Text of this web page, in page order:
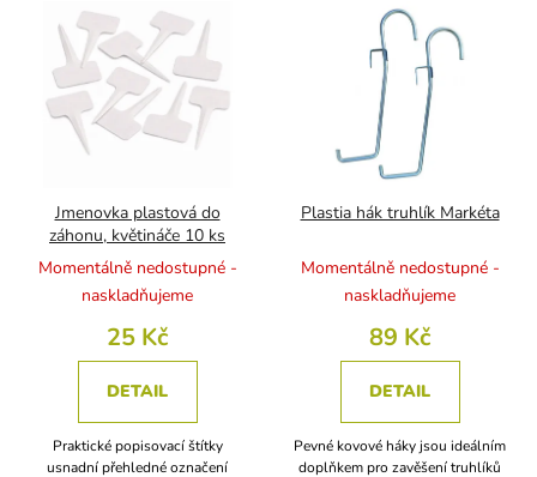
Jmenovka plastová do
záhonu, květináče 10 ks
Momentálně nedostupné -
naskladňujeme
25 Kč
DETAIL
Praktické popisovací štítky
usnadní přehledné označení
Plastia hák truhlík Markéta
Momentálně nedostupné -
naskladňujeme
89 Kč
DETAIL
Pevné kovové háky jsou ideálním
doplňkem pro zavěšení truhlíků